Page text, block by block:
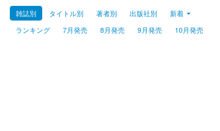
Myシェルフ
プレミアム
雑誌別 タイトル別 著者別 出版社別
新着
ランキング
7月発売 8月発売 9月発売 10月発売